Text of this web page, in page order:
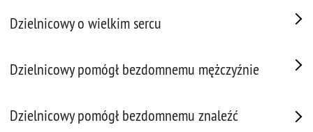
Dzielnicowy o wielkim sercu
Dzielnicowy pomógł bezdomnemu mężczyźnie
Dzielnicowy pomógł bezdomnemu znaleźć